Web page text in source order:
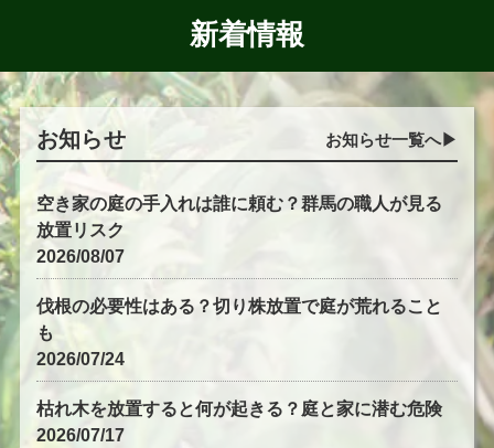
新着情報
お知らせ お知らせ一覧へ▶︎
空き家の庭の手入れは誰に頼む？群馬の職人が見る
放置リスク
2026/08/07
伐根の必要性はある？切り株放置で庭が荒れること
も
2026/07/24
枯れ木を放置すると何が起きる？庭と家に潜む危険
2026/07/17